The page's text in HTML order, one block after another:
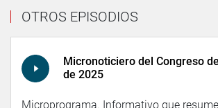
OTROS EPISODIOS
Micronoticiero del Congreso
de 2025
Microprograma. Informativo que